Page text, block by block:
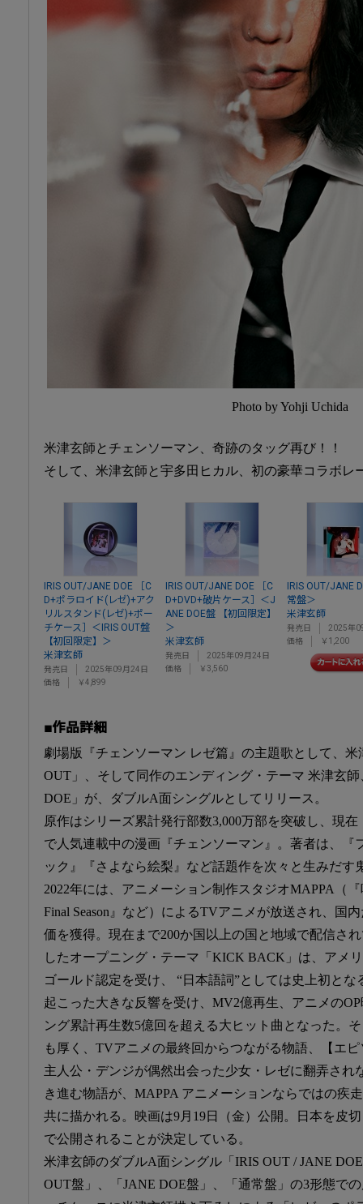
Photo by Yohji Uchida
米津玄師とチェンソーマン、奇跡のタッグ再び！！
そして、米津玄師と宇多田ヒカル、初の豪華コラボレ
IRIS OUT/JANE DOE ［C
D+ポラロイド(レゼ)+アク
リルスタンド(レゼ)+ポー
チケース］＜IRIS OUT盤
【初回限定】＞
米津玄師
発売日
2025年09月24日
価格
￥4,899
IRIS OUT/JANE DOE ［C
D+DVD+破片ケース］＜J
ANE DOE盤 【初回限定】
＞
米津玄師
発売日
2025年09月24日
価格
￥3,560
IRIS OUT/JANE
常盤＞
米津玄師
発売日
2025年
価格
￥1,200
■作品詳細
劇場版『チェンソーマン レゼ篇』の主題歌として、
OUT」、そして同作のエンディング・テーマ 米津玄
DOE」が、ダブルA面シングルとしてリリース。
原作はシリーズ累計発行部数3,000万部を突破し、現
で人気連載中の漫画『チェンソーマン』。著者は、『
ック』『さよなら絵梨』など話題作を次々と生みだす
2022年には、アニメーション制作スタジオMAPPA（
Final Season』など）によるTVアニメが放送され、国
価を獲得。現在まで200か国以上の国と地域で配信さ
したオープニング・テーマ「KICK BACK」は、アメ
ゴールド認定を受け、 “日本語詞”としては史上初と
起こった大きな反響を受け、MV2億再生、アニメの
ング累計再生数5億回を超える大ヒット曲となった。
も厚く、TVアニメの最終回からつながる物語、【エ
主人公・デンジが偶然出会った少女・レゼに翻弄され
き進む物語が、MAPPA アニメーションならではの疾
共に描かれる。映画は9月19日（金）公開。日本を皮
で公開されることが決定している。
米津玄師のダブルA面シングル「IRIS OUT / JANE
OUT盤」、「JANE DOE盤」、「通常盤」の3形態で